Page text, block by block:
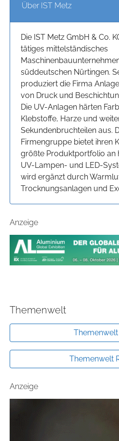
Über IST Metz
Die IST Metz GmbH & Co.
tätiges mittelständisches
süddeutschen Nürtingen.
produziert die Firma
von Druck und
Die UV-Anlagen härten
Klebstoffe, Harze und
Sekundenbruchteilen aus.
Firmengruppe bietet ihren
größte Produktportfolio an
UV-Lampen- und LED-
wird ergänzt durch
Trocknungsanlagen und
Anzeige
Themenwelt
Themenwelt
Anzeige